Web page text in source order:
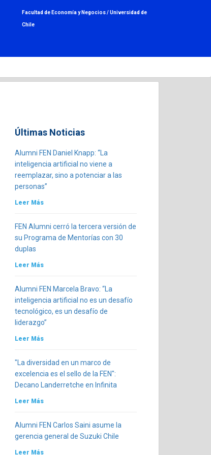
Facultad de Economía y Negocios /Universidad de
Chile
Últimas Noticias
Alumni FEN Daniel Knapp: “La
inteligencia artificial no viene a
reemplazar, sino a potenciar a las
personas”
Leer Más
FEN Alumni cerró la tercera versión de
su Programa de Mentorías con 30
duplas
Leer Más
Alumni FEN Marcela Bravo: “La
inteligencia artificial no es un desafío
tecnológico, es un desafío de
liderazgo”
Leer Más
"La diversidad en un marco de
excelencia es el sello de la FEN":
Decano Landerretche en Infinita
Leer Más
Alumni FEN Carlos Saini asume la
gerencia general de Suzuki Chile
Leer Más